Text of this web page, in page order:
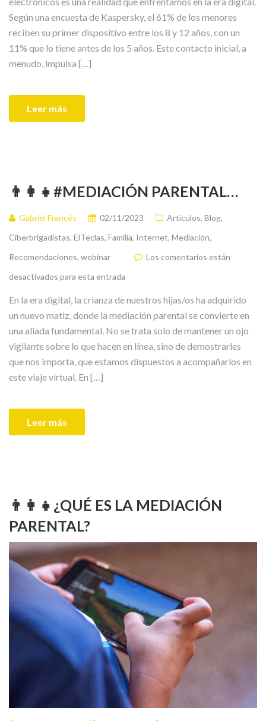
Según una encuesta de Kaspersky, el 61% de los menores
reciben su primer dispositivo entre los 8 y 12 años, con un
11% que lo tiene antes de los 5 años. Este contacto inicial, a
menudo, impulsa […]
Leer más
👨‍👩‍👧#MEDIACIÓN PARENTAL…
Gabriel Francés 02/11/2023 Artículos, Blog,
Ciberbrigadistas, ElTeclas, Familia, Internet, Mediación,
Recomendaciones, webinar
Los comentarios están
desactivados para esta entrada
En la era digital, la crianza de nuestros hijas/os ha adquirido
un nuevo matiz, donde la mediación parental se convierte en
una aliada fundamental. No se trata solo de mantener un ojo
vigilante sobre lo que hacen en línea, sino de demostrarles
que nos importa, que estamos dispuestos a acompañarlos en
este viaje virtual. En […]
Leer más
👨‍👩‍👧¿QUÉ ES LA MEDIACIÓN
PARENTAL?